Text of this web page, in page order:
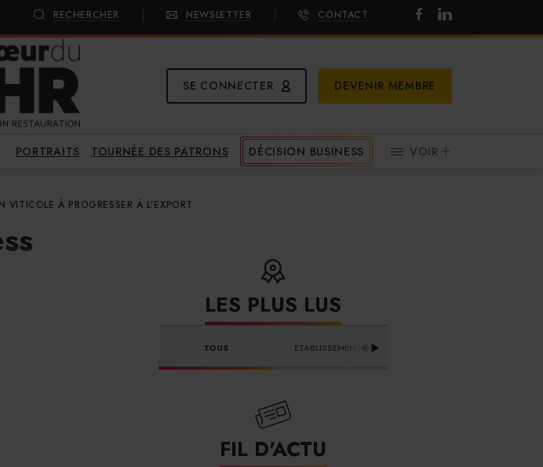
RECHERCHER NEWSLETTER CONTACT
SE CONNECTER DEVENIR MEMBRE
PORTRAITS TOURNÉE DES PATRONS DÉCISION BUSINESS VOIR
VITICOLE À PROGRESSER À L’EXPORT
LES PLUS LUS
TOUS ETABLISSEMENTS
FIL D'ACTU